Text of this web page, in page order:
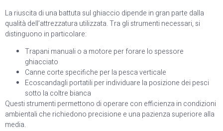
La riuscita di una battuta sul ghiaccio dipende in gran parte dalla
qualità dell’attrezzatura utilizzata. Tra gli strumenti necessari, si
distinguono in particolare:
Trapani manuali o a motore per forare lo spessore
ghiacciato
Canne corte specifiche per la pesca verticale
Ecoscandagli portatili per individuare la posizione dei pesci
sotto la coltre bianca
Questi strumenti permettono di operare con efficienza in condizioni
ambientali che richiedono precisione e una pazienza superiore alla
media.